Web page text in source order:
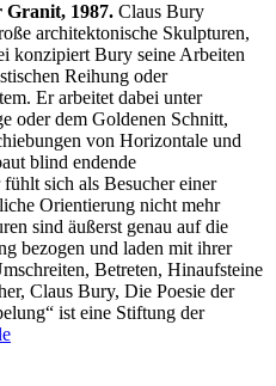
Granit, 1987. Claus Bury
architektonische Skulpturen,
konzipiert Bury seine Arbeiten
Reihung oder
Er arbeitet dabei unter
oder dem Goldenen Schnitt,
von Horizontale und
blind endende
sich als Besucher einer
Orientierung nicht mehr
sind äußerst genau auf die
bezogen und laden mit ihrer
Betreten, Hinaufsteine
Claus Bury, Die Poesie der
ist eine Stiftung der